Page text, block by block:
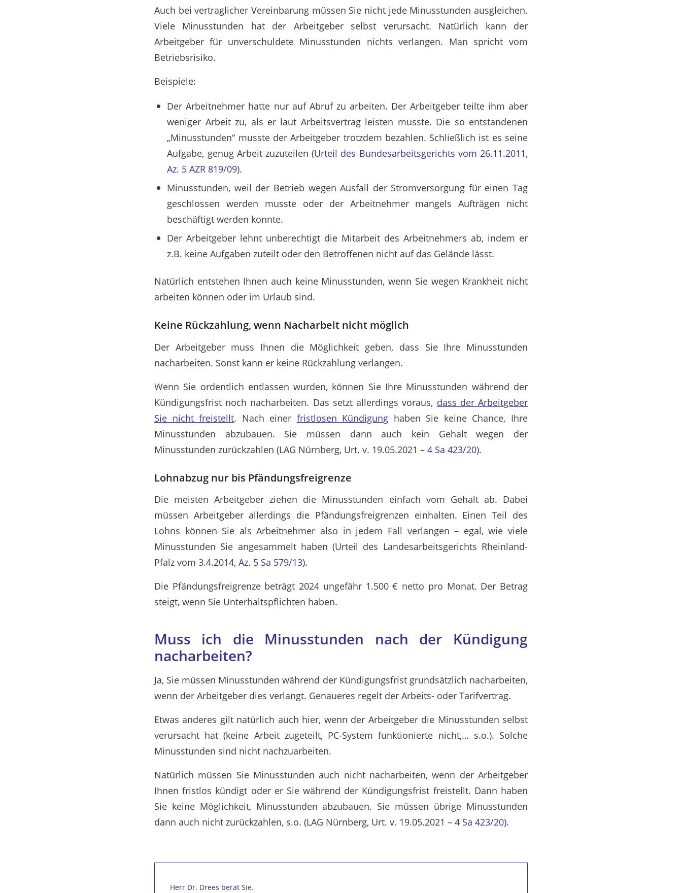
Auch bei vertraglicher Vereinbarung müssen Sie nicht jede Minusstunden ausgleichen.
Viele Minusstunden hat der Arbeitgeber selbst verursacht. Natürlich kann der
Arbeitgeber für unverschuldete Minusstunden nichts verlangen. Man spricht vom
Betriebsrisiko.
Beispiele:
Der Arbeitnehmer hatte nur auf Abruf zu arbeiten. Der Arbeitgeber teilte ihm aber
weniger Arbeit zu, als er laut Arbeitsvertrag leisten musste. Die so entstandenen
„Minusstunden“ musste der Arbeitgeber trotzdem bezahlen. Schließlich ist es seine
Aufgabe, genug Arbeit zuzuteilen (Urteil des Bundesarbeitsgerichts vom 26.11.2011,
Az. 5 AZR 819/09).
Minusstunden, weil der Betrieb wegen Ausfall der Stromversorgung für einen Tag
geschlossen werden musste oder der Arbeitnehmer mangels Aufträgen nicht
beschäftigt werden konnte.
Der Arbeitgeber lehnt unberechtigt die Mitarbeit des Arbeitnehmers ab, indem er
z.B. keine Aufgaben zuteilt oder den Betroffenen nicht auf das Gelände lässt.
Natürlich entstehen Ihnen auch keine Minusstunden, wenn Sie wegen Krankheit nicht
arbeiten können oder im Urlaub sind.
Keine Rückzahlung, wenn Nacharbeit nicht möglich
Der Arbeitgeber muss Ihnen die Möglichkeit geben, dass Sie Ihre Minusstunden
nacharbeiten. Sonst kann er keine Rückzahlung verlangen.
Wenn Sie ordentlich entlassen wurden, können Sie Ihre Minusstunden während der
Kündigungsfrist noch nacharbeiten. Das setzt allerdings voraus, dass der Arbeitgeber
Sie nicht freistellt. Nach einer fristlosen Kündigung haben Sie keine Chance, Ihre
Minusstunden abzubauen. Sie müssen dann auch kein Gehalt wegen der
Minusstunden zurückzahlen (LAG Nürnberg, Urt. v. 19.05.2021 – 4 Sa 423/20).
Lohnabzug nur bis Pfändungsfreigrenze
Die meisten Arbeitgeber ziehen die Minusstunden einfach vom Gehalt ab. Dabei
müssen Arbeitgeber allerdings die Pfändungsfreigrenzen einhalten. Einen Teil des
Lohns können Sie als Arbeitnehmer also in jedem Fall verlangen – egal, wie viele
Minusstunden Sie angesammelt haben (Urteil des Landesarbeitsgerichts Rheinland-
Pfalz vom 3.4.2014, Az. 5 Sa 579/13).
Die Pfändungsfreigrenze beträgt 2024 ungefähr 1.500 € netto pro Monat. Der Betrag
steigt, wenn Sie Unterhaltspflichten haben.
Muss ich die Minusstunden nach der Kündigung
nacharbeiten?
Ja, Sie müssen Minusstunden während der Kündigungsfrist grundsätzlich nacharbeiten,
wenn der Arbeitgeber dies verlangt. Genaueres regelt der Arbeits- oder Tarifvertrag.
Etwas anderes gilt natürlich auch hier, wenn der Arbeitgeber die Minusstunden selbst
verursacht hat (keine Arbeit zugeteilt, PC-System funktionierte nicht,… s.o.). Solche
Minusstunden sind nicht nachzuarbeiten.
Natürlich müssen Sie Minusstunden auch nicht nacharbeiten, wenn der Arbeitgeber
Ihnen fristlos kündigt oder er Sie während der Kündigungsfrist freistellt. Dann haben
Sie keine Möglichkeit, Minusstunden abzubauen. Sie müssen übrige Minusstunden
dann auch nicht zurückzahlen, s.o. (LAG Nürnberg, Urt. v. 19.05.2021 – 4 Sa 423/20).
Herr Dr. Drees berät Sie.